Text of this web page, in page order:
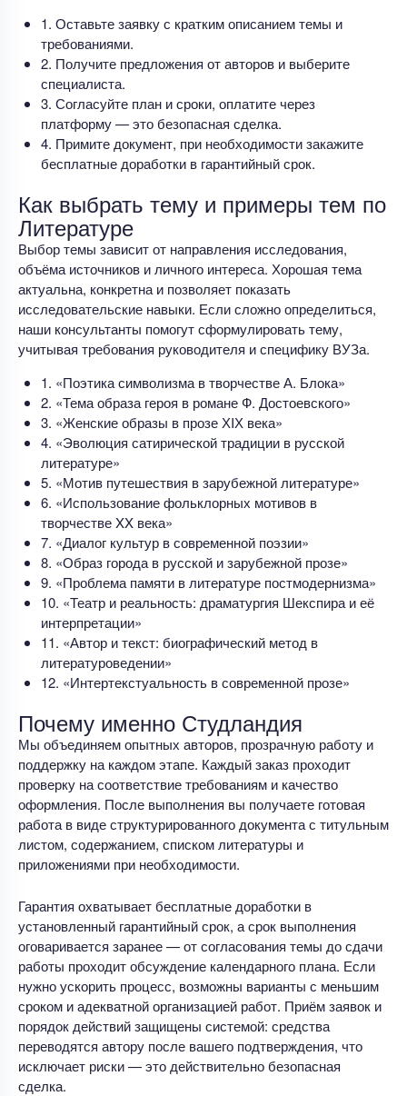
1. Оставьте заявку с кратким описанием темы и
требованиями.
2. Получите предложения от авторов и выберите
специалиста.
3. Согласуйте план и сроки, оплатите через
платформу — это безопасная сделка.
4. Примите документ, при необходимости закажите
бесплатные доработки в гарантийный срок.
Как выбрать тему и примеры тем по
Литературе
Выбор темы зависит от направления исследования,
объёма источников и личного интереса. Хорошая тема
актуальна, конкретна и позволяет показать
исследовательские навыки. Если сложно определиться,
наши консультанты помогут сформулировать тему,
учитывая требования руководителя и специфику ВУЗа.
1. «Поэтика символизма в творчестве А. Блока»
2. «Тема образа героя в романе Ф. Достоевского»
3. «Женские образы в прозе ХIХ века»
4. «Эволюция сатирической традиции в русской
литературе»
5. «Мотив путешествия в зарубежной литературе»
6. «Использование фольклорных мотивов в
творчестве XX века»
7. «Диалог культур в современной поэзии»
8. «Образ города в русской и зарубежной прозе»
9. «Проблема памяти в литературе постмодернизма»
10. «Театр и реальность: драматургия Шекспира и её
интерпретации»
11. «Автор и текст: биографический метод в
литературоведении»
12. «Интертекстуальность в современной прозе»
Почему именно Студландия
Мы объединяем опытных авторов, прозрачную работу и
поддержку на каждом этапе. Каждый заказ проходит
проверку на соответствие требованиям и качество
оформления. После выполнения вы получаете готовая
работа в виде структурированного документа с титульным
листом, содержанием, списком литературы и
приложениями при необходимости.
Гарантия охватывает бесплатные доработки в
установленный гарантийный срок, а срок выполнения
оговаривается заранее — от согласования темы до сдачи
работы проходит обсуждение календарного плана. Если
нужно ускорить процесс, возможны варианты с меньшим
сроком и адекватной организацией работ. Приём заявок и
порядок действий защищены системой: средства
переводятся автору после вашего подтверждения, что
исключает риски — это действительно безопасная
сделка.